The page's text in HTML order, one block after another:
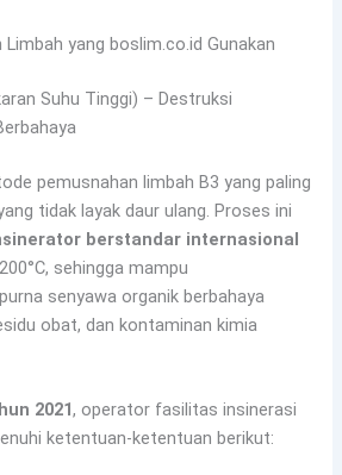
yang boslim.co.id Gunakan
Suhu Tinggi) – Destruksi
pemusnahan limbah B3 yang paling
tidak layak daur ulang. Proses ini
berstandar internasional
sehingga mampu
senyawa organik berbahaya
obat, dan kontaminan kimia
2021, operator fasilitas insinerasi
ketentuan-ketentuan berikut: